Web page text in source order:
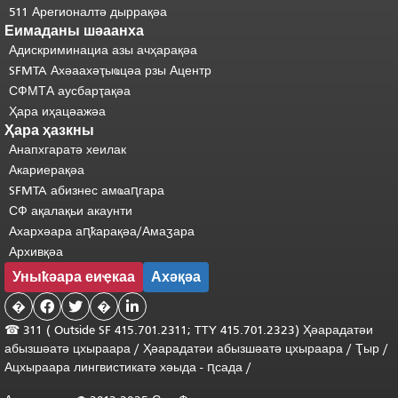
511 Арегионалтә дыррақәа
Еимаданы шәаанха
Адискриминациа азы ачҳарақәа
SFMTA Ахәаахәҭыҩцәа рзы Ацентр
СФМТА аусбарҭақәа
Ҳара иҳацәажәа
Ҳара ҳазкны
Анапхгаратә хеилак
Акариерақәа
SFMTA абизнес амҩаԥгара
СФ ақалақьи акаунти
Ахархәара аԥҟарақәа/Амаӡара
Архивқәа
Уныҟәара еиҿкаа Ахәқәа
�   � 
☎ 311 ( Outside SF 415.701.2311; TTY 415.701.2323) Ҳәарадатәи
абызшәатә цхыраара / Ҳәарадатәи абызшәатә цхыраара / Ҭыр /
Ацхыраара лингвистикатә хәыда - ԥсада /